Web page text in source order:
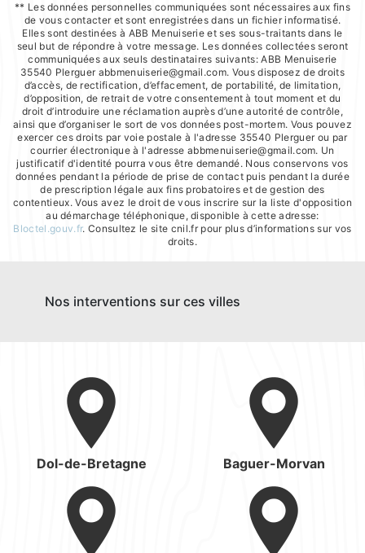
** Les données personnelles communiquées sont nécessaires aux fins
de vous contacter et sont enregistrées dans un fichier informatisé.
Elles sont destinées à ABB Menuiserie et ses sous-traitants dans le
seul but de répondre à votre message. Les données collectées seront
communiquées aux seuls destinataires suivants: ABB Menuiserie
35540 Plerguer abbmenuiserie@gmail.com. Vous disposez de droits
d’accès, de rectification, d’effacement, de portabilité, de limitation,
d’opposition, de retrait de votre consentement à tout moment et du
droit d’introduire une réclamation auprès d’une autorité de contrôle,
ainsi que d’organiser le sort de vos données post-mortem. Vous pouvez
exercer ces droits par voie postale à l'adresse 35540 Plerguer ou par
courrier électronique à l'adresse abbmenuiserie@gmail.com. Un
justificatif d'identité pourra vous être demandé. Nous conservons vos
données pendant la période de prise de contact puis pendant la durée
de prescription légale aux fins probatoires et de gestion des
contentieux. Vous avez le droit de vous inscrire sur la liste d'opposition
au démarchage téléphonique, disponible à cette adresse:
Bloctel.gouv.fr. Consultez le site cnil.fr pour plus d’informations sur vos
droits.
Nos interventions sur ces villes
Dol-de-Bretagne Baguer-Morvan